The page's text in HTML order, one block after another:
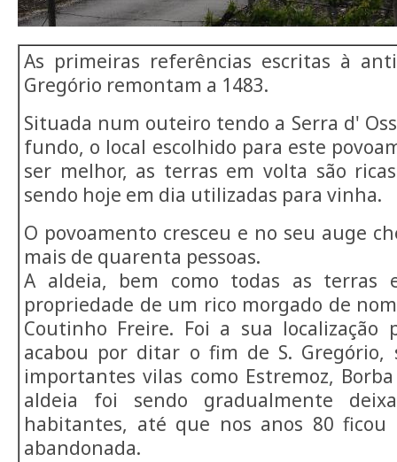
As primeiras referências escritas à
Gregório remontam a 1483.
Situada num outeiro tendo a Serra d'
fundo, o local escolhido para este
ser melhor, as terras em volta são
sendo hoje em dia utilizadas para vinha.
O povoamento cresceu e no seu auge
mais de quarenta pessoas.
A aldeia, bem como todas as terras
propriedade de um rico morgado de
Coutinho Freire. Foi a sua localização
acabou por ditar o fim de S.
importantes vilas como Estremoz,
aldeia foi sendo gradualmente
habitantes, até que nos anos 80 ficou
abandonada.